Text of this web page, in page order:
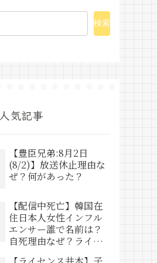
検索
人気記事
【豊臣兄弟:8月2日
(8/2)】放送休止理由な
ぜ？何があった？
【配信中死亡】韓国在
住日本人女性インフル
エンサー誰で名前は？
自死理由なぜ？ライブ